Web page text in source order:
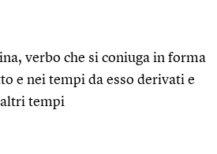
verbo che si coniuga in forma
e nei tempi da esso derivati e
tempi